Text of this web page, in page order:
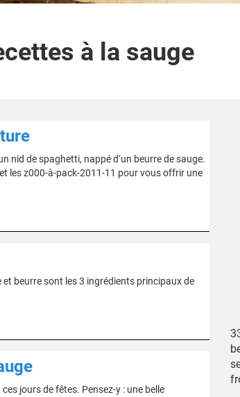
à la sauge
nid de spaghetti, nappé d‘un beurre de sauge.
les z000-à-pack-2011-11 pour vous offrir une
beurre sont les 3 ingrédients principaux de
jours de fêtes. Pensez-y : une belle